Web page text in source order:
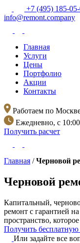
+7 (495) 185-
info@remont.company
Главная
Услуги
Цены
Портфолио
Акции
Контакты
Работаем по
Ежедневно, с
Получить расчет
Главная /Черновой
Черновой
Капитальный,
ремонт с гарантией
пространство,
Получить бесплатную
Или задайте все